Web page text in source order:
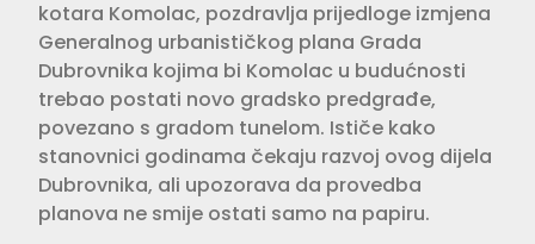
kotara Komolac, pozdravlja prijedloge izmjena
Generalnog urbanističkog plana Grada
Dubrovnika kojima bi Komolac u budućnosti
trebao postati novo gradsko predgrađe,
povezano s gradom tunelom. Ističe kako
stanovnici godinama čekaju razvoj ovog dijela
Dubrovnika, ali upozorava da provedba
planova ne smije ostati samo na papiru.